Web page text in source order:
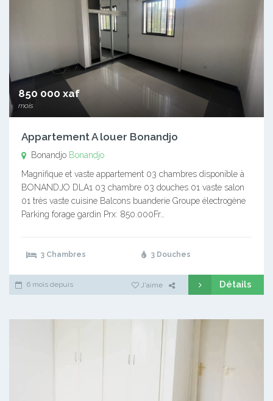
850 000 xaf
mois
Appartement A louer Bonandjo
Bonandjo Bonandjo
Magnifique et vaste appartement 03 chambres disponible à
BONANDJO DLA1 03 chambre 03 douches 01 vaste salon
01 très vaste cuisine Balcons buanderie Groupe électrogène
Parking forage gardin Prx: 850.000Fr…
3 Chambres 3 Douches
6 mois depuis J'aime Détails